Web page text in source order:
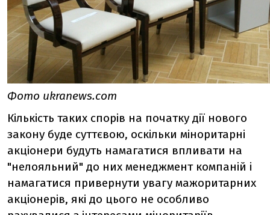
Фото ukranews.com
Кількість таких спорів на початку дії нового
закону буде суттєвою, оскільки міноритарні
акціонери будуть намагатися впливати на
"нелояльний" до них менеджмент компаній і
намагатися привернути увагу мажоритарних
акціонерів, які до цього не особливо